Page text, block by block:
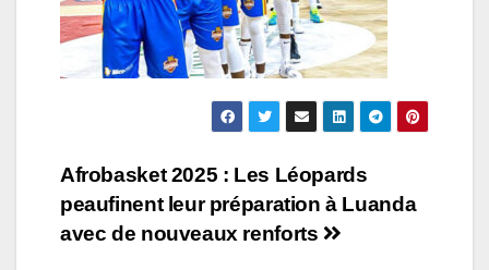
Navigation
de
Afrobasket 2025 : Les Léopards
peaufinent leur préparation à Luanda
avec de nouveaux renforts